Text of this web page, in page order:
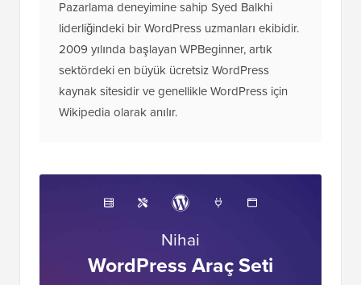
Pazarlama deneyimine sahip Syed Balkhi
liderliğindeki bir WordPress uzmanları ekibidir.
2009 yılında başlayan WPBeginner, artık
sektördeki en büyük ücretsiz WordPress
kaynak sitesidir ve genellikle WordPress için
Wikipedia olarak anılır.
Nihai
WordPress Araç Seti